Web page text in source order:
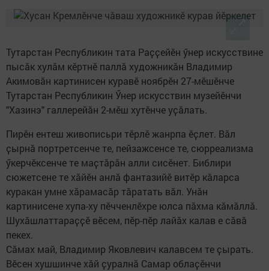
Тутарстан Республикин тата Раҫҫейӗн ӳнер искусствине
пысӑк хулӑм кӗртнӗ паллӑ художникӑн Владимир
Акимовӑн картинисен куравӗ ноябрӗн 27-мӗшӗнче
Тутарстан Республикин Ӳнер искусствин музейĕнчи
"Хазинэ" галлерейӑн 2-мӗш хутӗнче уҫӑлать.
Пирӗн ентеш живописьри тӗрлӗ жанрпа ӗҫлет. Вӑл
ҫырнӑ портретсенче те, пейзажсенсе те, сюрреализма
ӳкерчӗксенче те маҫтӑрӑн алли сисӗнет. Библири
сюжетсене те хӑйӗн анлӑ фантазийӗ витӗр кӑларса
куракан умне хӑрамасӑр тӑратать вӑл. Унӑн
картинисене хупа-ху пӗчченлӗхре юлса пӑхма кӑмӑллӑ.
Шухӑшлаттараҫҫӗ вӗсем, пӗр-пӗр лайӑх калав е сӑвӑ
пекех.
Сӑмах май, Владимир Яковлевич калавсем те ҫырать.
Вӗсен хушшинче хӑй ҫуралнӑ Самар облаҫӗнчи